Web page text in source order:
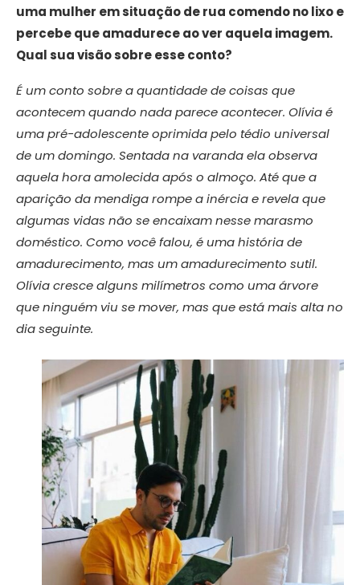
uma mulher em situação de rua comendo no lixo e
percebe que amadurece ao ver aquela imagem.
Qual sua visão sobre esse conto?
É um conto sobre a quantidade de coisas que
acontecem quando nada parece acontecer. Olívia é
uma pré-adolescente oprimida pelo tédio universal
de um domingo. Sentada na varanda ela observa
aquela hora amolecida após o almoço. Até que a
aparição da mendiga rompe a inércia e revela que
algumas vidas não se encaixam nesse marasmo
doméstico. Como você falou, é uma história de
amadurecimento, mas um amadurecimento sutil.
Olívia cresce alguns milímetros como uma árvore
que ninguém viu se mover, mas que está mais alta no
dia seguinte.